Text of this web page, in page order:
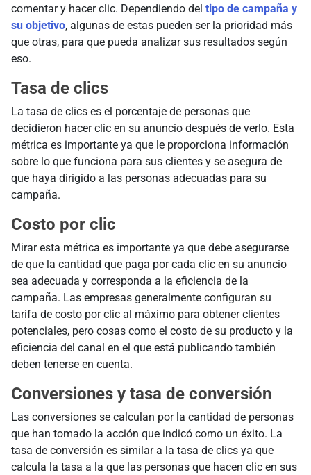
comentar y hacer clic. Dependiendo del tipo de campaña y
su objetivo, algunas de estas pueden ser la prioridad más
que otras, para que pueda analizar sus resultados según
eso.
Tasa de clics
La tasa de clics es el porcentaje de personas que
decidieron hacer clic en su anuncio después de verlo. Esta
métrica es importante ya que le proporciona información
sobre lo que funciona para sus clientes y se asegura de
que haya dirigido a las personas adecuadas para su
campaña.
Costo por clic
Mirar esta métrica es importante ya que debe asegurarse
de que la cantidad que paga por cada clic en su anuncio
sea adecuada y corresponda a la eficiencia de la
campaña. Las empresas generalmente configuran su
tarifa de costo por clic al máximo para obtener clientes
potenciales, pero cosas como el costo de su producto y la
eficiencia del canal en el que está publicando también
deben tenerse en cuenta.
Conversiones y tasa de conversión
Las conversiones se calculan por la cantidad de personas
que han tomado la acción que indicó como un éxito. La
tasa de conversión es similar a la tasa de clics ya que
calcula la tasa a la que las personas que hacen clic en sus